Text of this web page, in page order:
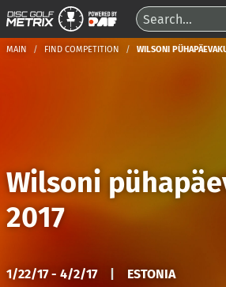
MAIN FIND COMPETITION WILSONI
Wilsoni
2017
1/22/17 - 4/2/17 ESTONIA